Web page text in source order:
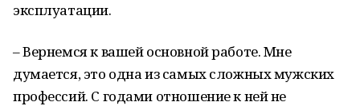
эксплуатации.
– Вернемся к вашей основной работе. Мне
думается, это одна из самых сложных мужских
профессий. С годами отношение к ней не